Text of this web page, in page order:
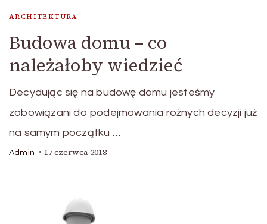
ARCHITEKTURA
Budowa domu – co
należałoby wiedzieć
Decydując się na budowę domu jesteśmy
zobowiązani do podejmowania rożnych decyzji już
na samym początku …
Admin 17 czerwca 2018